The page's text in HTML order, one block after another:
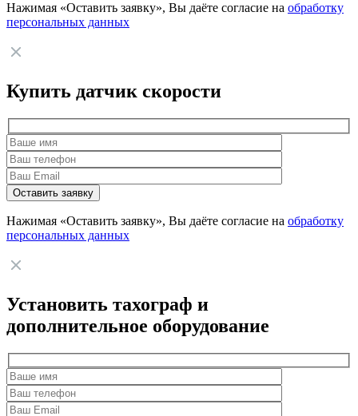
Нажимая «Оставить заявку», Вы даёте согласие на обработку
персональных данных
Купить датчик скорости
Нажимая «Оставить заявку», Вы даёте согласие на обработку
персональных данных
Установить тахограф и
дополнительное оборудование